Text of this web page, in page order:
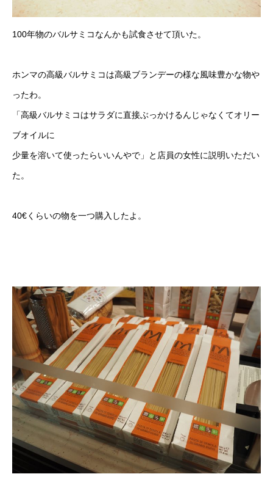
100年物のバルサミコなんかも試食させて頂いた。
ホンマの高級バルサミコは高級ブランデーの様な風味豊かな物や
ったわ。
「高級バルサミコはサラダに直接ぶっかけるんじゃなくてオリー
ブオイルに
少量を溶いて使ったらいいんやで」と店員の女性に説明いただい
た。
40€くらいの物を一つ購入したよ。